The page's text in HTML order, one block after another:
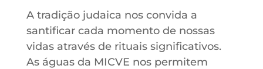
A tradição judaica nos convida a
santificar cada momento de nossas
vidas através de rituais significativos.
As águas da MICVE nos permitem